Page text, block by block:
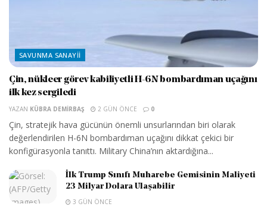
SAVUNMA SANAYII
Çin, nükleer görev kabiliyetli H-6N bombardıman uçağını
ilk kez sergiledi
YAZAN KÜBRA DEMIRBAŞ 2 GÜN ÖNCE 0
Çin, stratejik hava gücünün önemli unsurlarından biri olarak
değerlendirilen H-6N bombardıman uçağını dikkat çekici bir
konfigürasyonla tanıttı. Military China’nın aktardığına...
İlk Trump Sınıfı Muharebe Gemisinin Maliyeti
23 Milyar Dolara Ulaşabilir
3 GÜN ÖNCE